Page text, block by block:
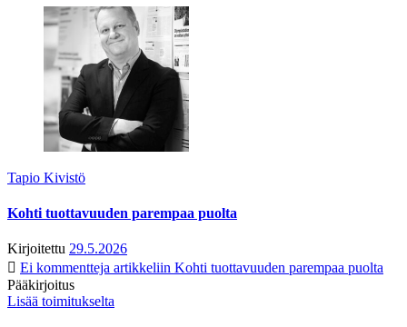
Tapio Kivistö
Kohti tuottavuuden parempaa puolta
Kirjoitettu 29.5.2026
Ei kommentteja artikkeliin Kohti tuottavuuden parempaa puolta
Pääkirjoitus
Lisää toimitukselta